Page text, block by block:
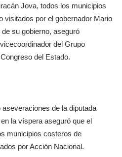
Jova, todos los municipios
visitados por el gobernador Mario
su gobierno, aseguró
del Grupo
del Estado.
de la diputada
la víspera aseguró que el
municipios costeros de
por Acción Nacional.